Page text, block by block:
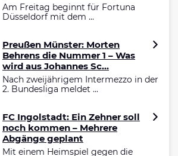
Am Freitag beginnt für Fortuna
Düsseldorf mit dem ...
Preußen Münster: Morten
Behrens die Nummer 1 – Was
wird aus Johannes Sc...
Nach zweijährigem Intermezzo in der
2. Bundesliga meldet ...
FC Ingolstadt: Ein Zehner soll
noch kommen – Mehrere
Abgänge geplant
Mit einem Heimspiel gegen die